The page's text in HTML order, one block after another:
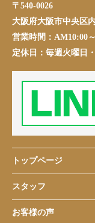
〒540-0026
大阪府大阪市中央区
営業時間： AM10:00
定休日： 毎週火曜日
トップページ
スタッフ
お客様の声